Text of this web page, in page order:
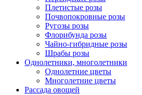
Плетистые розы
Почвопокровные розы
Ругозы розы
Флорибунда розы
Чайно-гибридные розы
Шрабы розы
Однолетники, многолетники
Однолетние цветы
Многолетние цветы
Рассада овощей